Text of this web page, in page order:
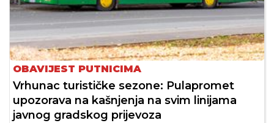
OBAVIJEST PUTNICIMA
Vrhunac turističke sezone: Pulapromet
upozorava na kašnjenja na svim linijama
javnog gradskog prijevoza